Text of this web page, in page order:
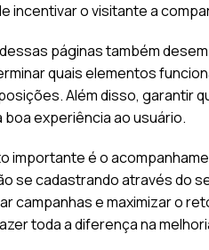
incentivar o visitante a
páginas também
quais elementos
Além disso, garantir
experiência ao usuário.
importante é o
se cadastrando através do
campanhas e maximizar o
toda a diferença na